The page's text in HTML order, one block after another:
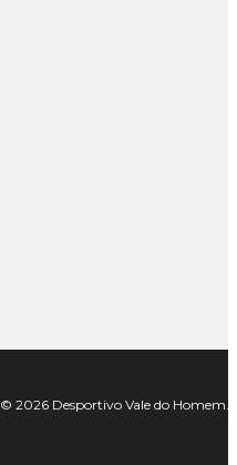
© 2026 Desportivo Vale do Homem.